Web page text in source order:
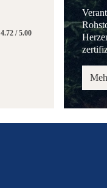
4.72 /5.00